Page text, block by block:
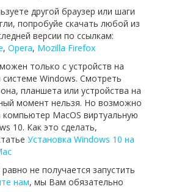
другой браузер или шаги
попробуйе скачать любой из
версии по ссылкам:
, Opera, Mozilla Firefox
только с устройств на
Windows. Смотреть
планшета или устройства на
момент нельзя. Но возможно
компьютер MacOS виртуальную
10. Как это сделать,
Установка Windows 10 на
не получается запустить
нам, мы Вам обязательно